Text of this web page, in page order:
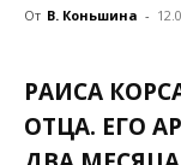
От В. Коньшина -
РАИСА
ОТЦА. ЕГО